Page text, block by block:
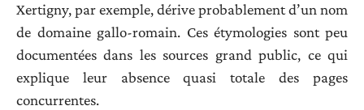
Xertigny, par exemple, dérive probablement d’un nom
de domaine gallo-romain. Ces étymologies sont peu
documentées dans les sources grand public, ce qui
explique leur absence quasi totale des pages
concurrentes.